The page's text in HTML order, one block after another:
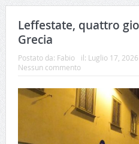
Leffestate, quattro
Grecia
Postato da: Fabio il: Luglio 17, 2026
Nessun commento